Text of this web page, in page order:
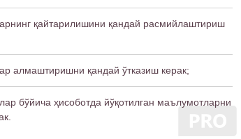
қайтарилишини қандай расмийлаштириш
алмаштиришни қандай ўтказиш керак;
бўйича ҳисоботда йўқотилган маълумотларни